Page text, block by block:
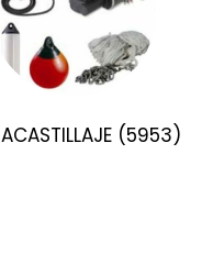
ACASTILLAJE (5953)